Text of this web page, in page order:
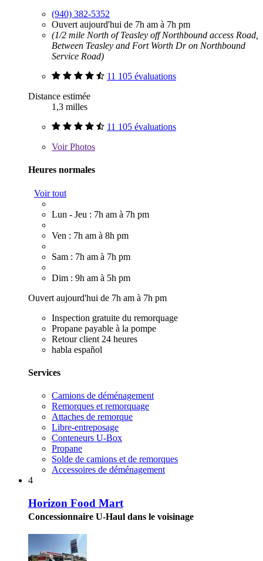
(940) 382-5352
Ouvert aujourd'hui de 7h am à 7h pm
(1/2 mile North of Teasley off Northbound access Road,
Between Teasley and Fort Worth Dr on Northbound
Service Road)
11 105 évaluations
Distance estimée
1,3 milles
11 105 évaluations
VoirPhotos
Heures normales
Voir tout
Lun - Jeu : 7h am à 7h pm
Ven : 7h am à 8h pm
Sam : 7h am à 7h pm
Dim : 9h am à 5h pm
Ouvert aujourd'hui de 7h am à 7h pm
Inspection gratuite du remorquage
Propane payable à la pompe
Retour client 24 heures
habla español
Services
Camions de déménagement
Remorques et remorquage
Attaches de remorque
Libre-entreposage
Conteneurs U-Box
Propane
Solde de camions et de remorques
Accessoires de déménagement
4
Horizon Food Mart
Concessionnaire U-Haul dans le voisinage